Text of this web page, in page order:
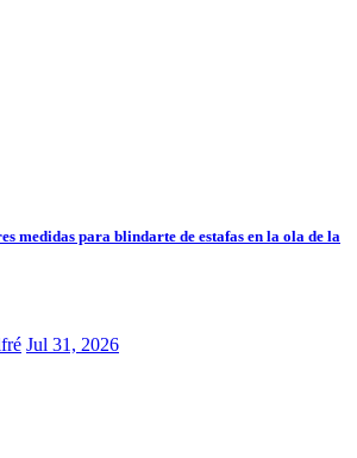
medidas para blindarte de estafas en la ola de la
Jul 31, 2026